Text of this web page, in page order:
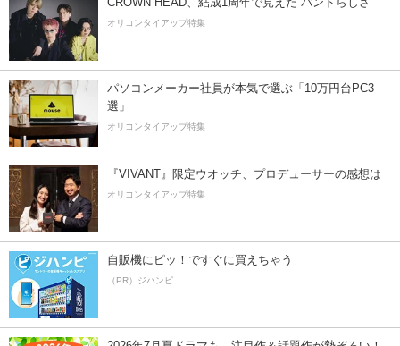
オリコンタイアップ特集
パソコンメーカー社員が本気で選ぶ「10万円台PC3
選」
オリコンタイアップ特集
『VIVANT』限定ウオッチ、プロデューサーの感想は
オリコンタイアップ特集
自販機にピッ！ですぐに買えちゃう
（PR）ジハンピ